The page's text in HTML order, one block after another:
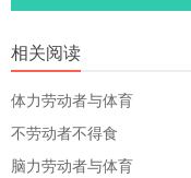
相关阅读
体力劳动者与体育
不劳动者不得食
脑力劳动者与体育